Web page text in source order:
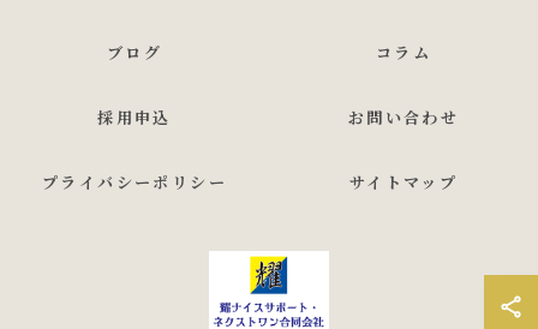
ブログ コラム
採用申込 お問い合わせ
プライバシーポリシー サイトマップ